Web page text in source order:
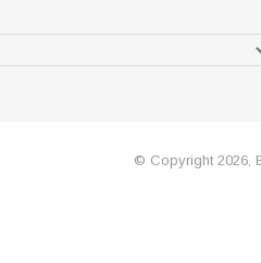
© Copyright 2026,